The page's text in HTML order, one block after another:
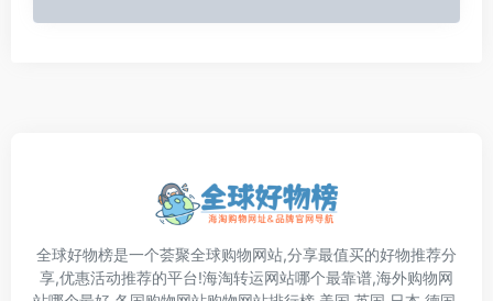
全球好物榜是一个荟聚全球购物网站,分享最值买的好物推荐分
享,优惠活动推荐的平台!海淘转运网站哪个最靠谱,海外购物网